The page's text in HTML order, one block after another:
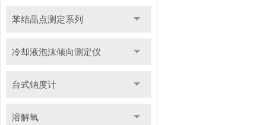
苯结晶点测定系列
冷却液泡沫倾向测定仪
台式钠度计
溶解氧